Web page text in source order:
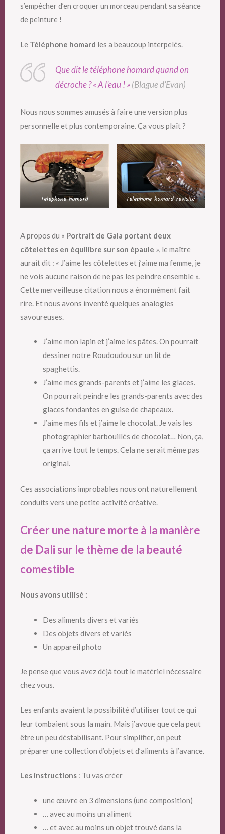
s’empêcher d’en croquer un morceau pendant sa séance
de peinture !
Le Téléphone homard les a beaucoup interpelés.
Que dit le téléphone homard quand on
décroche ? « A l’eau ! »(Blague d’Evan)
Nous nous sommes amusés à faire une version plus
personnelle et plus contemporaine. Ça vous plaît ?
Telephone homard Telephone homard revisité
A propos du « Portrait de Gala portant deux
côtelettes en équilibre sur son épaule », le maître
aurait dit : « J’aime les côtelettes et j’aime ma femme, je
ne vois aucune raison de ne pas les peindre ensemble ».
Cette merveilleuse citation nous a énormément fait
rire. Et nous avons inventé quelques analogies
savoureuses.
J’aime mon lapin et j’aime les pâtes. On pourrait
dessiner notre Roudoudou sur un lit de
spaghettis.
J’aime mes grands-parents et j’aime les glaces.
On pourrait peindre les grands-parents avec des
glaces fondantes en guise de chapeaux.
J’aime mes fils et j’aime le chocolat. Je vais les
photographier barbouillés de chocolat… Non, ça,
ça arrive tout le temps. Cela ne serait même pas
original.
Ces associations improbables nous ont naturellement
conduits vers une petite activité créative.
Créer une nature morte à la manière
de Dali sur le thème de la beauté
comestible
Nous avons utilisé :
Des aliments divers et variés
Des objets divers et variés
Un appareil photo
Je pense que vous avez déjà tout le matériel nécessaire
chez vous.
Les enfants avaient la possibilité d’utiliser tout ce qui
leur tombaient sous la main. Mais j’avoue que cela peut
être un peu déstabilisant. Pour simplifier, on peut
préparer une collection d’objets et d’aliments à l’avance.
Les instructions : Tu vas créer
une œuvre en 3 dimensions (une composition)
… avec au moins un aliment
… et avec au moins un objet trouvé dans la